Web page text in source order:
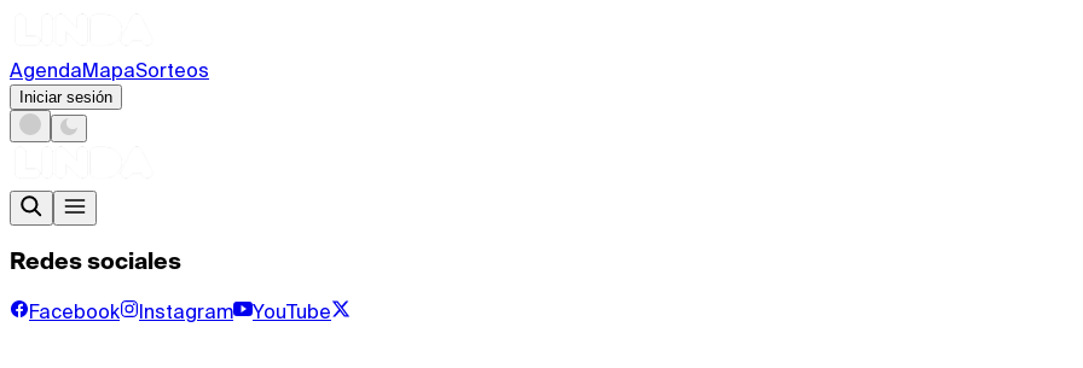
AgendaMapaSorteos
Iniciar sesión
Redes sociales
Facebook Instagram YouTube